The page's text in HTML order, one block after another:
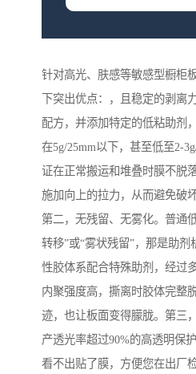
针对高光、肤感等敏感型橱柜
下突出优点：，且稳定的剥离
配方，并添加特定的低粘助剂
在5g/25mm以下，甚至低至2-
证在正常搬运和堆叠时膜不脱
施加向上的拉力，从而避免破
第二，无残留、无雾化。普通
转移”或“雾状残留”，那是助
性胶体系配合特殊助剂，经过
内聚强度高，撕离时胶体完整
迹，也让板面变得朦胧。第三
产透光率超过90%的高透明保
看不出贴了膜，方便您在出厂